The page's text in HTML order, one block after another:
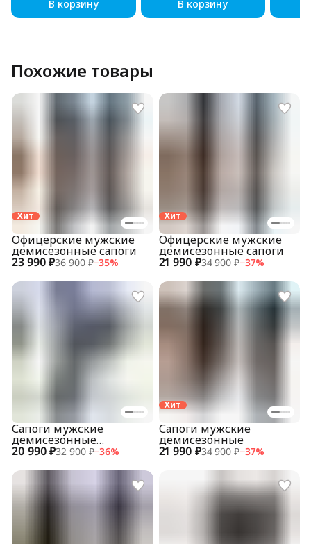
В корзину В корзину
Похожие товары
Хит
23 990 ₽36 900 ₽−35%
Офицерские мужские
демисезонные сапоги
Хит
21 990 ₽34 900 ₽−37%
Офицерские мужские
демисезонные сапоги
20 990 ₽32 900 ₽−36%
Сапоги мужские
демисезонные
укороченные
Хит
21 990 ₽34 900 ₽−37%
Сапоги мужские
демисезонные